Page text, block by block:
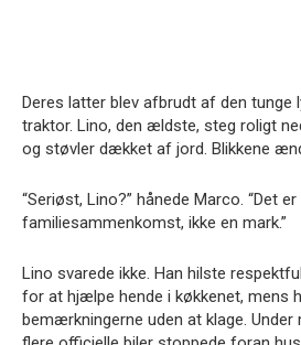
Deres latter blev afbrudt af den tunge
traktor. Lino, den ældste, steg roligt
og støvler dækket af jord. Blikkene
“Seriøst, Lino?” hånede Marco. “Det er
familiesammenkomst, ikke en mark.”
Lino svarede ikke. Han hilste
for at hjælpe hende i køkkenet, mens
bemærkningerne uden at klage. Under